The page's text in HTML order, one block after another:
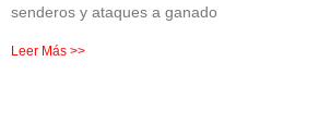
senderos y ataques a ganado
Leer Más >>